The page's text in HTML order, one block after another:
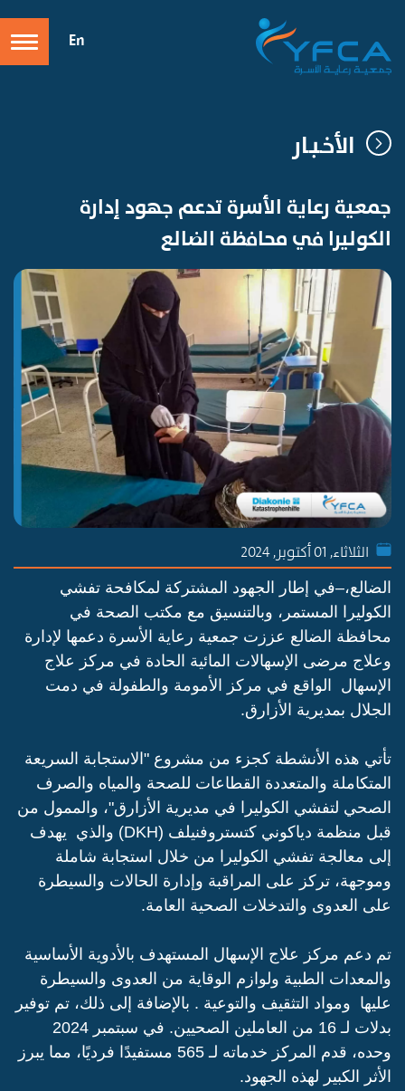
En
الأخـبـار
جمعية رعاية الأسرة تدعم جهود إدارة
الكوليرا في محافظة الضالع
الثلاثاء, 01 أكتوبر, 2024
الضالع،–في إطار الجهود المشتركة لمكافحة تفشي
الكوليرا المستمر، وبالتنسيق مع مكتب الصحة في
محافظة الضالع عززت جمعية رعاية الأسرة دعمها لإدارة
وعلاج مرضى الإسهالات المائية الحادة في مركز علاج
الإسهال الواقع في مركز الأمومة والطفولة في دمت
الجلال بمديرية الأزارق.
تأتي هذه الأنشطة كجزء من مشروع "الاستجابة السريعة
المتكاملة والمتعددة القطاعات للصحة والمياه والصرف
الصحي لتفشي الكوليرا في مديرية الأزارق"، والممول من
قبل منظمة دياكوني كتستروفنيلف (DKH) والذي يهدف
إلى معالجة تفشي الكوليرا من خلال استجابة شاملة
وموجهة، تركز على المراقبة وإدارة الحالات والسيطرة
على العدوى والتدخلات الصحية العامة.
تم دعم مركز علاج الإسهال المستهدف بالأدوية الأساسية
والمعدات الطبية ولوازم الوقاية من العدوى والسيطرة
عليها ومواد التثقيف والتوعية . بالإضافة إلى ذلك، تم توفير
بدلات لـ 16 من العاملين الصحيين. في سبتمبر 2024
وحده، قدم المركز خدماته لـ 565 مستفيدًا فرديًا، مما يبرز
الأثر الكبير لهذه الجهود.